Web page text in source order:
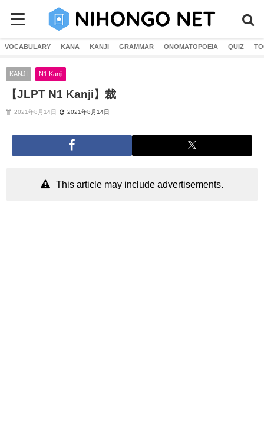
VOCABULARY KANA KANJI GRAMMAR ONOMATOPOEIA QUIZ
KANJI N1 Kanji
【JLPT N1 Kanji】裁
2021年8月14日 2021年8月14日
This article may include advertisements.